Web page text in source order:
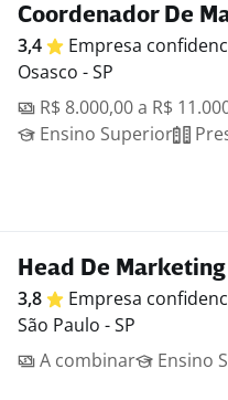
Coordenador De
3,4 Empresa
Osasco - SP
R$ 8.000,00 a R$
Ensino Superior
Head De Marketing
3,8 Empresa
São Paulo - SP
A combinar
Ensino